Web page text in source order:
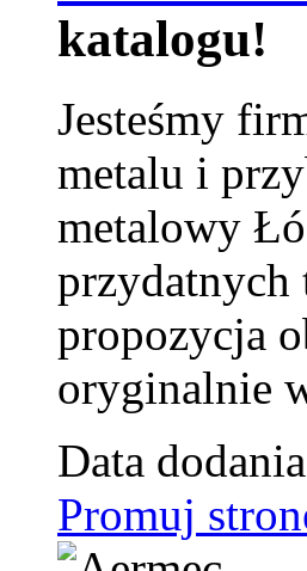
katalogu!
Jesteśmy
metalu i
metalowy
przydatnych
propozycja
oryginalnie
Data
Promuj